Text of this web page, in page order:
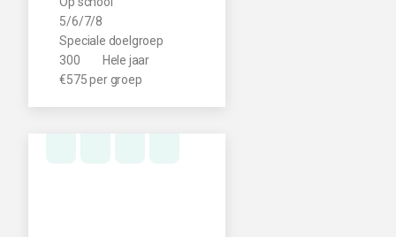
5/6/7/8
Speciale doelgroep
300
Hele jaar
€575 per groep